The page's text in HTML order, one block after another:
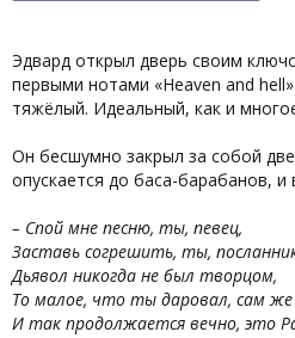
Эдвард открыл дверь своим
первыми нотами «Heaven and
тяжёлый. Идеальный, как и
Он бесшумно закрыл за собой
опускается до баса-барабанов,
– Спой мне песню, ты, певец,
Заставь согрешить, ты,
Дьявол никогда не был творцом,
То малое, что ты даровал, сам же
И так продолжается вечно, это